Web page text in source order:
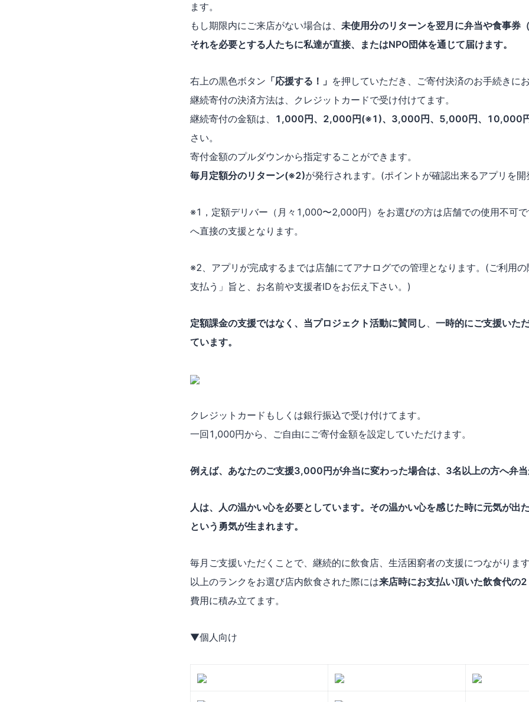
ます。
もし期限内にご来店がない場合は、 未使用分のリターンを翌月に弁当や食事券
それを必要とする人たちに私達が直接、またはNPO団体を通じて届けます。
右上の黒色ボタン 「応援する！」 を押していただき、ご寄付決済のお手続きに
継続寄付の決済方法は、クレジットカードで受け付けてます。
継続寄付の金額は、 1,000円、2,000円(※1)、3,000円、5,000円、10,000
さい。
寄付金額のプルダウンから指定することができます。
毎月定額分のリターン(※2)が発行されます。(ポイントが確認出来るアプリを
※1，定額デリバー（月々1,000〜2,000円）をお選びの方は店舗での使用不可
へ直接の支援となります。
※2、アプリが完成するまでは店舗にてアナログでの管理となります。(ご利用
支払う」旨と、お名前や支援者IDをお伝え下さい。)
定額課金の支援ではなく、当プロジェクト活動に賛同し
一時的にご支援いた
ています。
クレジットカードもしくは銀行振込で受け付けてます。
一回1,000円から、ご自由にご寄付金額を設定していただけます。
例えば、あなたのご支援3,000円が弁当に変わった場合は、3名以上の方へ弁
人は、人の温かい心を必要としています。その温かい心を感じた時に元気が出
という勇気が生まれます。
毎月ご支援いただくことで、継続的に飲食店、生活困窮者の支援につながりま
以上のランクをお選び店内飲食された際には来店時にお支払い頂いた飲食代の
費用に積み立てます。
▼個人向け